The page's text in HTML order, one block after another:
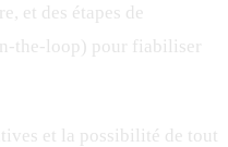
et des étapes de
the-loop) pour fiabiliser
et la possibilité de tout